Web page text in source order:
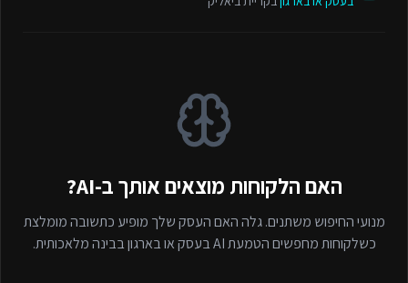
האם הלקוחות מוצאים אותך ב-AI?
מנועי החיפוש משתנים. גלה האם העסק שלך מופיע כתשובה מומלצת
כשלקוחות מחפשיםהטמעת AI בעסק או בארגון בבינה מלאכותית.